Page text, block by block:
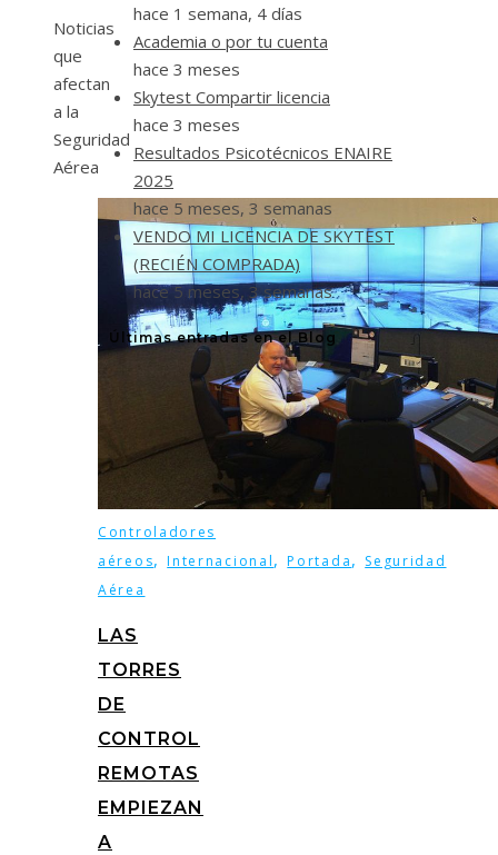
Noticias
que
afectan
a la
Seguridad
Aérea
Controladores
aéreos,Internacional,Portada, Seguridad
Aérea
LAS
TORRES
DE
CONTROL
REMOTAS
EMPIEZAN
A
hace 1 semana, 4 días
Academia o por tu cuenta
hace 3 meses
Skytest Compartir licencia
hace 3 meses
Resultados Psicotécnicos ENAIRE
2025
hace 5 meses, 3 semanas
VENDO MI LICENCIA DE SKYTEST
(RECIÉN COMPRADA)
hace 5 meses, 3 semanas
Últimas entradas en el Blog